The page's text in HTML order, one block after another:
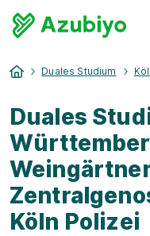
Duales Studium
Duales
Köln Polizei